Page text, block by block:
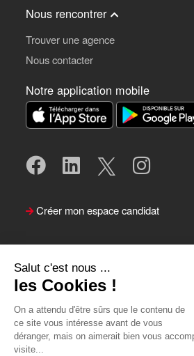
Salut c'est nous ...
les Cookies !
On a attendu d'être sûrs que le contenu de
ce site vous intéresse avant de vous
déranger, mais on aimerait bien vous
visite...
Nous rencontrer
Trouver une agence
Nous contacter
Notre application mobile
Créer mon espace candidat